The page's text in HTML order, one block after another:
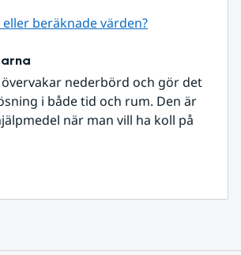
beräknade värden?
nederbörd och gör det
i både tid och rum. Den är
när man vill ha koll på